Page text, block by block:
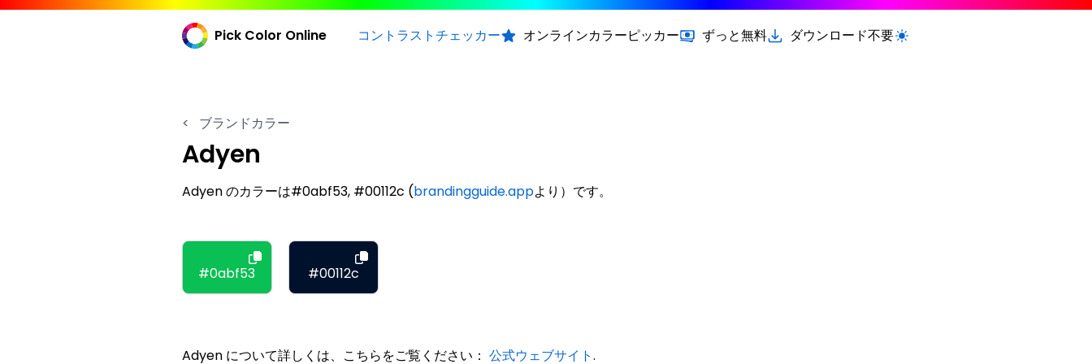
Pick Color Online コントラストチェッカー オンラインカラーピッカー ずっと無料 ダウンロード不要ライト/ダークモードを切り替える
< ブランドカラー
Adyen
Adyen のカラーは#0abf53, #00112c (brandingguide.appより）です。
#0abf53 #00112c
Adyen について詳しくは、こちらをご覧ください： 公式ウェブサイト.